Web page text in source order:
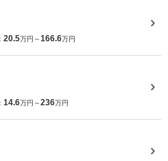
20.5万円～166.6万円
14.6万円～236万円